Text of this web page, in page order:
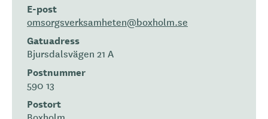
E-post
omsorgsverksamheten@boxholm.se
Gatuadress
Bjursdalsvägen 21 A
Postnummer
590 13
Postort